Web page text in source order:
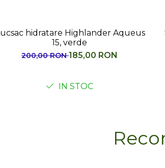
Sac de dormit Highlander Sleepline
250 Mummy, Albastru
249,00 RON
IN STOC